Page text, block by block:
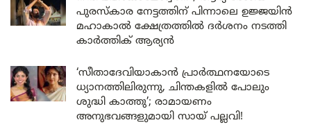
പുരസ്കാര നേട്ടത്തിന് പിന്നാലെ ഉജ്ജയിൻ
മഹാകാൽ ക്ഷേത്രത്തിൽ ദർശനം നടത്തി
കാർത്തിക് ആര്യൻ
‘സീതാദേവിയാകാൻ പ്രാർത്ഥനയോടെ
ധ്യാനത്തിലിരുന്നു, ചിന്തകളിൽ പോലും
ശുദ്ധി കാത്തു’; രാമായണം
അനുഭവങ്ങളുമായി സായ് പല്ലവി!